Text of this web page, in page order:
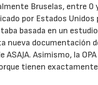
Bruselas, entre 0
por Estados Unidos
basada en un
nueva documentación
Asimismo, la
tienen